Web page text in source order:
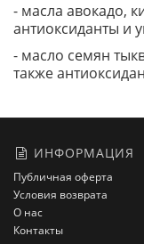
- масла авокадо,
антиоксиданты и
- масло семян
также
ИНФОРМАЦИЯ
Публичная оферта
Условия возврата
О нас
Контакты